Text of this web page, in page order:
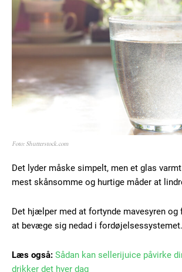
Foto: Shutterstock.com
Det lyder måske simpelt, men et glas
mest skånsomme og hurtige måder at
Det hjælper med at fortynde mavesyren og
at bevæge sig nedad i fordøjelsessystemet.
Læs også: Sådan kan sellerijuice påvirke
drikker det hver dag